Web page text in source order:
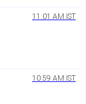
11:01 AM IST
10:59 AM IST